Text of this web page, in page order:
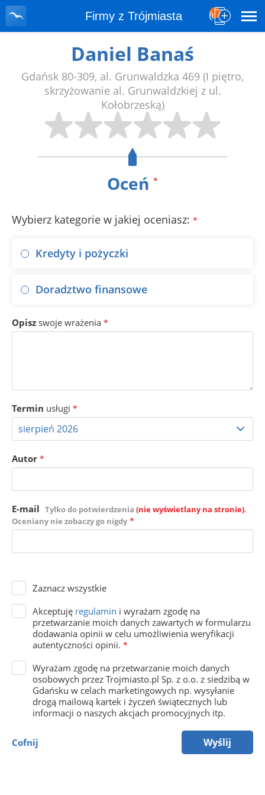
Firmy z Trójmiasta
Daniel Banaś
Gdańsk 80-309, al. Grunwaldzka 469 (I piętro,
skrzyżowanie al. Grunwaldzkiej z ul.
Kołobrzeską)
Oceń *
Wybierz kategorie w jakiej oceniasz: *
Kredyty i pożyczki
Doradztwo finansowe
Opisz swoje wrażenia *
Termin usługi *
Autor *
E-mail Tylko do potwierdzenia (nie wyświetlany na stronie).
Oceniany nie zobaczy go nigdy *
Zaznacz wszystkie
Akceptuję regulamin i wyrażam zgodę na
przetwarzanie moich danych zawartych w formularzu
dodawania opinii w celu umożliwienia weryfikacji
autentyczności opinii. *
Wyrażam zgodę na przetwarzanie moich danych
osobowych przez Trojmiasto.pl Sp. z o.o. z siedzibą w
Gdańsku w celach marketingowych np. wysyłanie
drogą mailową kartek i życzeń świątecznych lub
informacji o naszych akcjach promocyjnych itp.
Cofnij Wyślij